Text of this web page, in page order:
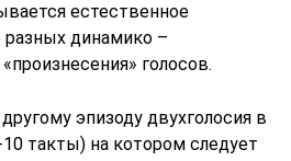
естественное
динамико –
голосов.
эпизоду двухголосия в
такты) на котором следует